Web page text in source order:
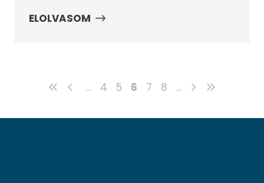
ELOLVASOM
... 4 5 6 7 8 ...